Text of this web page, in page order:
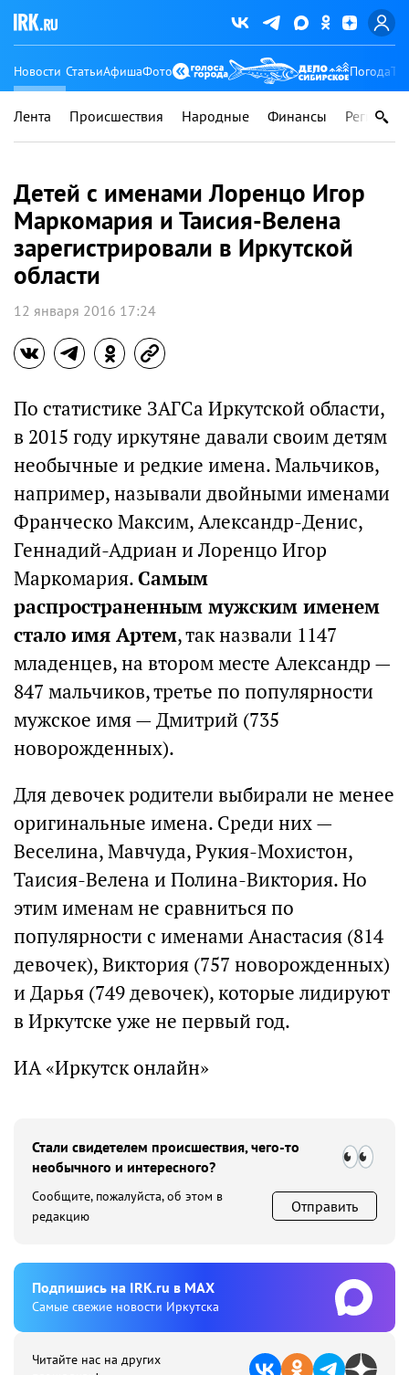
Новости СтатьиАфишаФото Погода
Лента Происшествия Народные Финансы Регионы
Детей с именами Лоренцо Игор
Маркомария и Таисия-Велена
зарегистрировали в Иркутской
области
12 января 2016 17:24
По статистике ЗАГСа Иркутской области,
в 2015 году иркутяне давали своим детям
необычные и редкие имена. Мальчиков,
например, называли двойными именами
Франческо Максим, Александр-Денис,
Геннадий-Адриан и Лоренцо Игор
Маркомария.Самым
распространенным мужским именем
стало имя Артем, так назвали 1147
младенцев, на втором месте Александр —
847 мальчиков, третье по популярности
мужское имя — Дмитрий (735
новорожденных).
Для девочек родители выбирали не менее
оригинальные имена. Среди них —
Веселина, Мавчуда, Рукия-Мохистон,
Таисия-Велена и Полина-Виктория. Но
этим именам не сравниться по
популярности с именами Анастасия (814
девочек), Виктория (757 новорожденных)
и Дарья (749 девочек), которые лидируют
в Иркутске уже не первый год.
ИА «Иркутск онлайн»
Стали свидетелем происшествия, чего-то
необычного и интересного?
Сообщите, пожалуйста, об этом в
редакцию
Отправить
Подпишиcь на IRK.ru в MAX
Cамые свежие новости Иркутска
Читайте нас на других